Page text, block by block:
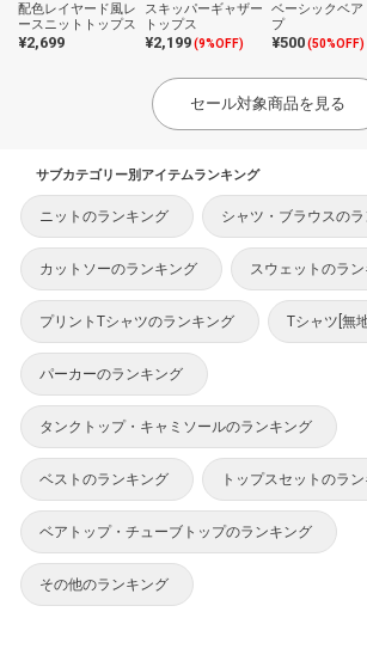
配色レイヤード風レ
ースニットトップス
¥2,699
スキッパーギャザー
トップス
¥2,199(9%OFF)
ベーシックベア
プ
¥500(50%OFF)
セール対象商品を見る
サブカテゴリー別アイテムランキング
ニットのランキング シャツ・ブラウスの
カットソーのランキング スウェットのラ
プリントTシャツのランキング Tシャツ[無
パーカーのランキング
タンクトップ・キャミソールのランキング
ベストのランキング トップスセットのラ
ベアトップ・チューブトップのランキング
その他のランキング